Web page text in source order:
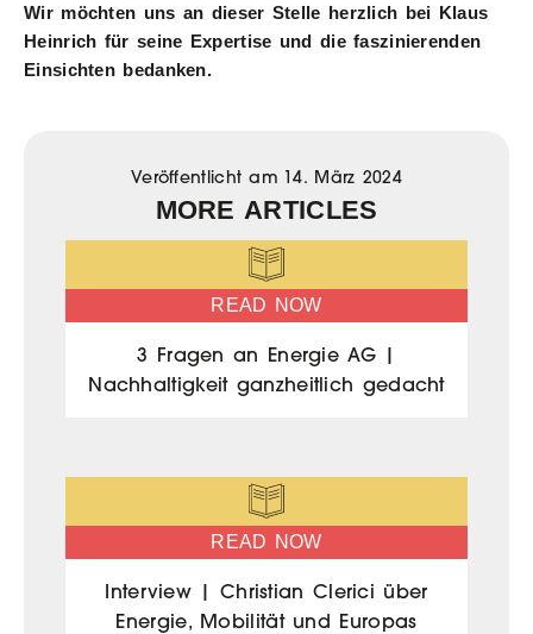
Wir möchten uns an dieser Stelle herzlich bei Klaus
Heinrich für seine Expertise und die faszinierenden
Einsichten bedanken.
Veröffentlicht am 14. März 2024
MORE ARTICLES
READ NOW
3 Fragen an Energie AG |
Nachhaltigkeit ganzheitlich gedacht
READ NOW
Interview | Christian Clerici über
Energie, Mobilität und Europas